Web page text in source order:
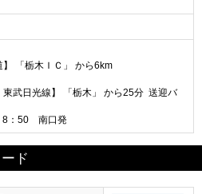
】 「栃木ＩＣ」 から6km
東武日光線】 「栃木」 から25分 送迎バ
8：50 南口発
ド